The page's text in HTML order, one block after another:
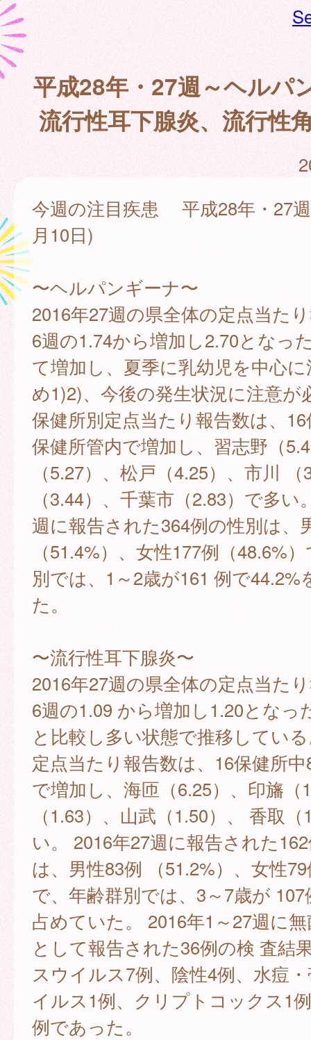
平成28年・27週～ヘルパ
流行性耳下腺炎、流行性
今週の注目疾患 平成28年・27
月10日)
〜ヘルパンギーナ〜
2016年27週の県全体の定点当た
6週の1.74から増加し2.70となっ
て増加し、夏季に乳幼児を中心
め1)2)、今後の発生状況に注意が
保健所別定点当たり報告数は、
保健所管内で増加し、習志野（
（5.27）、松戸（4.25）、市川
（3.44）、千葉市（2.83）で多い
週に報告された364例の性別は、
（51.4%）、女性177例（48.6%
別では、1～2歳が161 例で44.2%
た。
〜流行性耳下腺炎〜
2016年27週の県全体の定点当た
6週の1.09 から増加し1.20となっ
と比較し多い状態で推移してい
定点当たり報告数は、16保健所
で増加し、海匝（6.25）、印旛（
（1.63）、山武（1.50）、 香取
い。 2016年27週に報告された
は、男性83例 （51.2%）、女性
で、年齢群別では、3～7歳が
占めていた。 2016年1～27週に
として報告された36例の検 査結
スウイルス7例、陰性4例、水痘
イルス1例、クリプトコックス1
例であった。